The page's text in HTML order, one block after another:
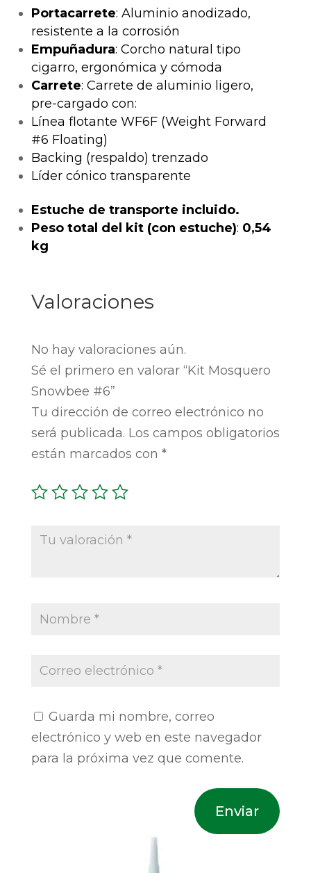
Portacarrete: Aluminio anodizado,
resistente a la corrosión
Empuñadura: Corcho natural tipo
cigarro, ergonómica y cómoda
Carrete: Carrete de aluminio ligero,
pre-cargado con:
Línea flotante WF6F (Weight Forward
#6 Floating)
Backing (respaldo) trenzado
Líder cónico transparente
Estuche de transporte incluido.
Peso total del kit (con estuche): 0,54
kg
Valoraciones
No hay valoraciones aún.
Sé el primero en valorar “Kit Mosquero
Snowbee #6”
Tu dirección de correo electrónico no
será publicada. Los campos obligatorios
están marcados con *
Guarda mi nombre, correo
electrónico y web en este navegador
para la próxima vez que comente.